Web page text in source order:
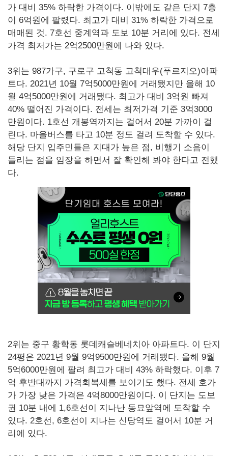
가 대비 35% 하락한 가격이다. 이밖에도 같은 단지 7층
이 6억원에 팔렸다. 최고가 대비 31% 하락한 가격으로
매매된 것. 7호선 중계역과 도보 10분 거리에 있다. 전세
가격 최저가는 2억2500만원에 나와 있다.
3위는 987가구, 구로구 고척동 고척대우(푸르지오)아파
트다. 2021년 10월 7억5000만원에 거래됐지만 올해 10
월 4억5000만원에 거래됐다. 최고가 대비 3억원 빠져
40% 떨어진 가격이다. 전세는 최저가격 기준 3억3000
만원이다. 1호선 개봉역까지는 걸어서 20분 가까이 걸
린다. 마을버스를 타고 10분 정도 걸려 도착할 수 있다.
해당 단지 입주민들은 지대가 높은 점, 비행기 소음이
들리는 점을 임장을 하면서 잘 확인해 봐야 한다고 전했
다.
2위는 중구 황학동 롯데캐슬베네치아 아파트다. 이 단지
24평은 2021년 9월 9억9500만원에 거래됐다. 올해 9월
5억6000만원에 팔려 최고가 대비 43% 하락했다. 이후 7
억 후반대까지 가격회복세를 보이기도 했다. 전세 호가
가 가장 낮은 가격은 4억8000만원이다. 이 단지는 도보
권 10분 내에 1,6호선이 지나난 동묘앞역에 도착할 수
있다. 2호선, 6호선이 지나는 신당역도 걸어서 10분 거
리에 있다.